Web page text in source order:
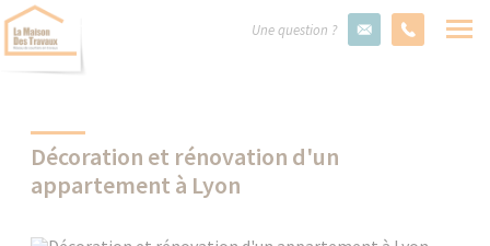
Une question ?
Décoration et rénovation d'un
appartement à Lyon